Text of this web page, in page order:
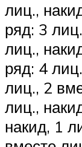
лиц.,
ряд: 3
лиц.,
ряд: 4
лиц., 2
лиц.,
накид, 1